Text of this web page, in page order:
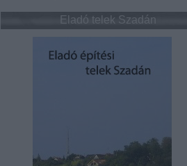
Eladó telek Szadán